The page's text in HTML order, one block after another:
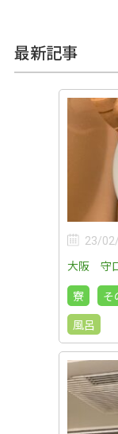
最新記事
23/
大阪 守
寮
そ
風呂